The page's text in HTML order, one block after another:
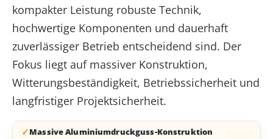
kompakter Leistung robuste Technik,
hochwertige Komponenten und dauerhaft
zuverlässiger Betrieb entscheidend sind. Der
Fokus liegt auf massiver Konstruktion,
Witterungsbeständigkeit, Betriebssicherheit und
langfristiger Projektsicherheit.
Massive Aluminiumdruckguss-Konstruktion